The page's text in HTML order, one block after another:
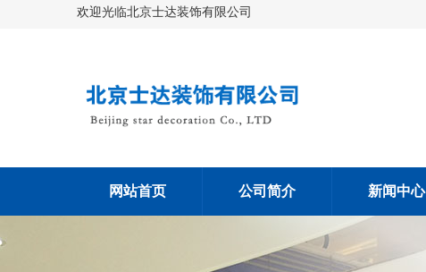
欢迎光临北京士达装饰有限公司
网站首页 公司简介 新闻中心